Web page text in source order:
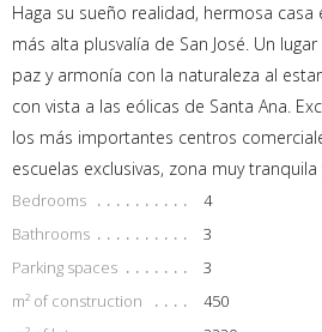
Haga su sueño realidad, hermosa
más alta plusvalía de San José. Un
paz y armonía con la naturaleza al
con vista a las eólicas de Santa Ana.
los más importantes centros
escuelas exclusivas, zona muy tranquila
Bedrooms
4
Bathrooms
3
Parking spaces
3
m² of construction
450